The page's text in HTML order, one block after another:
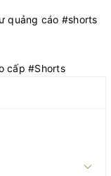
quảng cáo #shorts
cấp #Shorts